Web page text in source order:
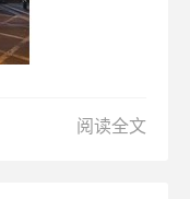
阅读全文